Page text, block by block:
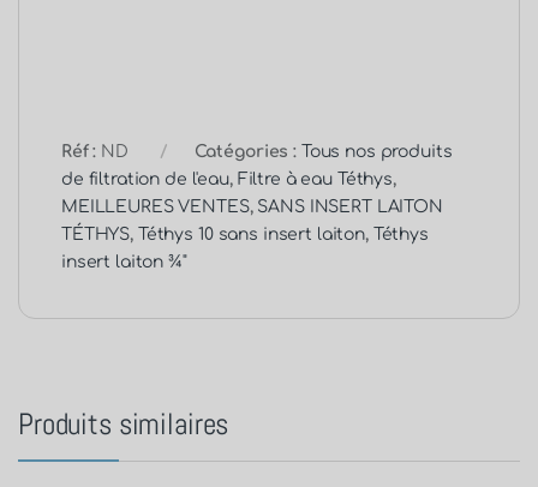
Réf : ND Catégories :
Tous nos produits
de filtration de l'eau, Filtre à eau Téthys,
MEILLEURES VENTES, SANS INSERT LAITON
TÉTHYS, Téthys 10 sans insert laiton,
Téthys
insert laiton ¾"
Produits similaires